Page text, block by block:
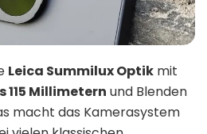
Leica Summilux Optik mit
115 Millimetern und Blenden
macht das Kamerasystem